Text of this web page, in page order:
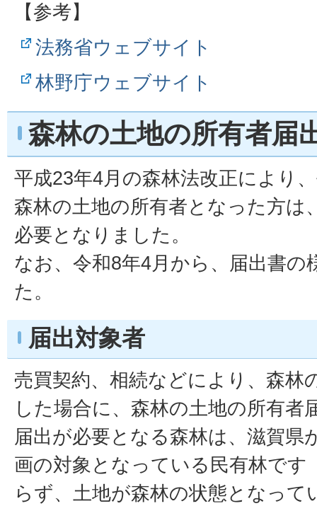
【参考】
法務省ウェブサイト
林野庁ウェブサイト
森林の土地の所有者届
平成23年4月の森林法改正により
森林の土地の所有者となった方は
必要となりました。
なお、令和8年4月から、届出書の
た。
届出対象者
売買契約、相続などにより、森林
した場合に、森林の土地の所有者
届出が必要となる森林は、滋賀県
画の対象となっている民有林です
らず、土地が森林の状態となって